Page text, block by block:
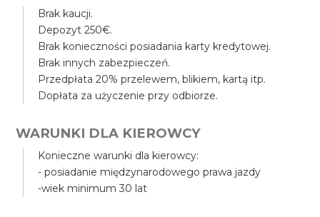
Brak kaucji.
Depozyt 250€.
Brak konieczności posiadania karty kredytowej.
Brak innych zabezpieczeń.
Przedpłata 20% przelewem, blikiem, kartą itp.
Dopłata za użyczenie przy odbiorze.
WARUNKI DLA KIEROWCY
Konieczne warunki dla kierowcy:
- posiadanie międzynarodowego prawa jazdy
-wiek minimum 30 lat